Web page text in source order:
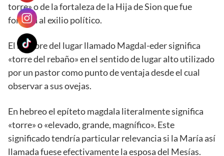
torre» o de la fortaleza de la Hija de Sion que fue
forzada al exilio político.
El nombre del lugar llamado Magdal-eder significa
«torre del rebaño» en el sentido de lugar alto utilizado
por un pastor como punto de ventaja desde el cual
observar a sus ovejas.
En hebreo el epíteto magdala literalmente significa
«torre» o «elevado, grande, magnífico». Este
significado tendría particular relevancia si la María así
llamada fuese efectivamente la esposa del Mesías.